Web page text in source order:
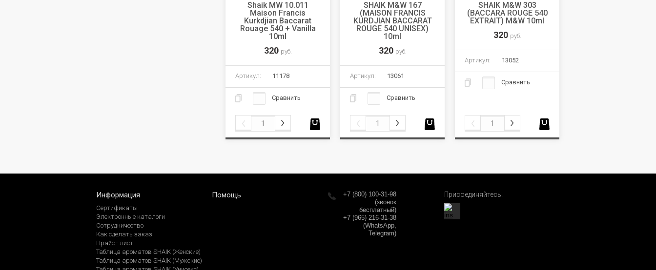
Shaik MW 10.011
Maison Francis
Kurkdjian Baccarat
Rouage 540 + Vanilla
10ml
320 руб.
Артикул: 11178
Сравнить
SHAIK M&W 167
(MAISON FRANCIS
KURDJIAN BACCARAT
ROUGE 540 UNISEX)
10ml
320 руб.
Артикул: 13061
Сравнить
SHAIK M&W 303
(BACCARA ROUGE 540
EXTRAIT) M&W 10ml
320 руб.
Артикул: 13052
Сравнить
Информация
Сертификаты
Электронные каталоги
Сотрудничество
Как сделать заказ
Прайс - лист
Таблица ароматов SHAIK (Женские)
Таблица ароматов SHAIK (Мужские)
Помощь Присоединяйтесь!
+7 (800) 100-31-98
(звонок
бесплатный)
+7 (965) 216-31-38
(WhatsApp,
Telegram)